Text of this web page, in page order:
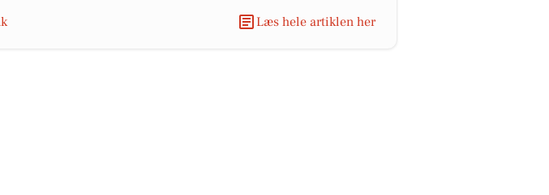
Læs hele artiklen her